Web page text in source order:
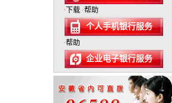
· 下载 ·帮助
个人手机银行服务
·帮助
企业电子银行服务